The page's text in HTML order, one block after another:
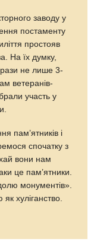
заводу у
постаменту
простояв
На їх думку,
не лише 3-
ветеранів-
участь у
пам’ятників і
спочатку з
вони нам
це пам’ятники.
монументів».
як хуліганство.